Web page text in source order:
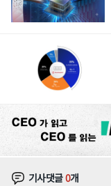
기사댓글0개